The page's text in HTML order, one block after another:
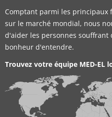
Comptant parmi les
sur le marché mondial, nous
d'aider les personnes
bonheur d'entendre.
Trouvez votre équipe MED-EL